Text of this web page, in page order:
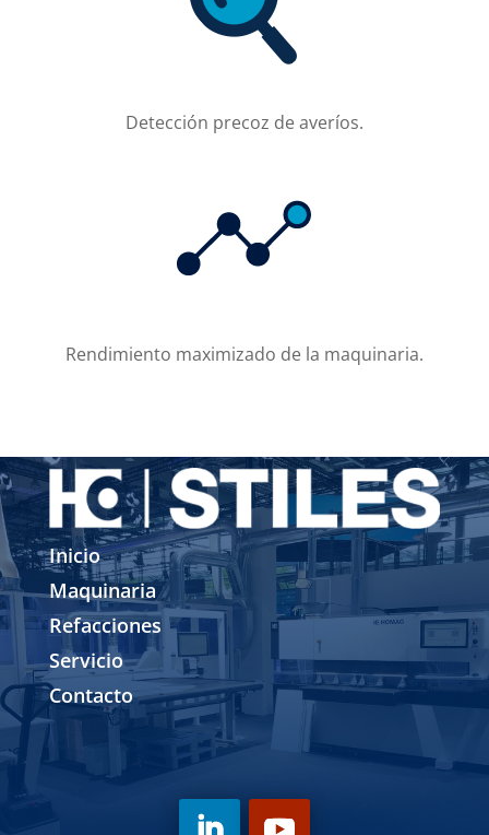
Detección precoz de averíos.
Rendimiento maximizado de la maquinaria.
Inicio
Maquinaria
Refacciones
Servicio
Contacto